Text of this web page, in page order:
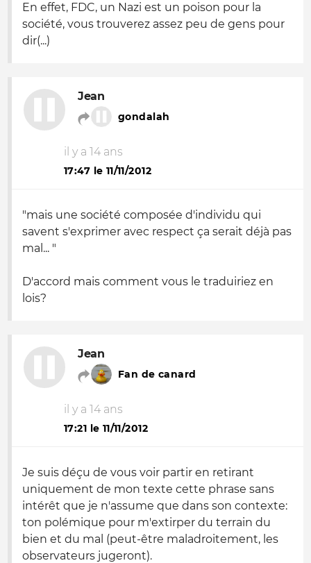
En effet, FDC, un Nazi est un poison pour la
société, vous trouverez assez peu de gens pour
dir(...)
Jean
gondalah
il y a 14 ans
17:47 le 11/11/2012
"mais une société composée d'individu qui
savent s'exprimer avec respect ça serait déjà pas
mal... "
D'accord mais comment vous le traduiriez en
lois?
Jean
Fan de canard
il y a 14 ans
17:21 le 11/11/2012
Je suis déçu de vous voir partir en retirant
uniquement de mon texte cette phrase sans
intérêt que je n'assume que dans son contexte:
ton polémique pour m'extirper du terrain du
bien et du mal (peut-être maladroitement, les
observateurs jugeront).